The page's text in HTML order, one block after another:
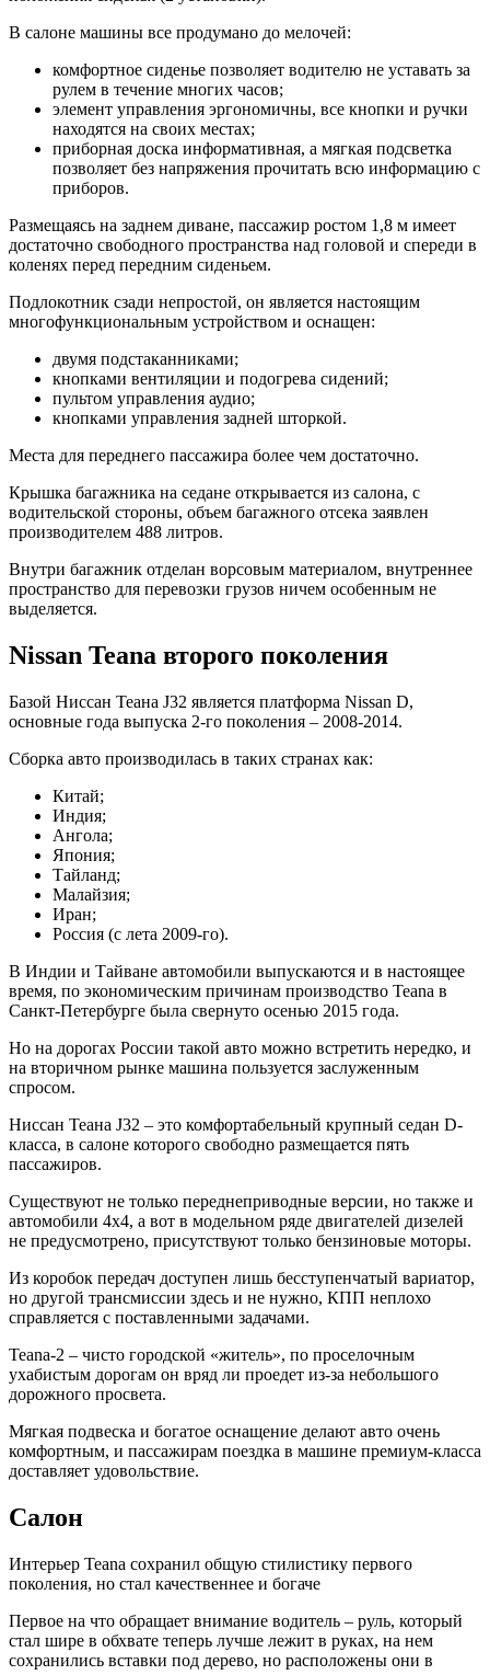
В салоне машины все продумано до мелочей:
комфортное сиденье позволяет водителю не уставать за
рулем в течение многих часов;
элемент управления эргономичны, все кнопки и ручки
находятся на своих местах;
приборная доска информативная, а мягкая подсветка
позволяет без напряжения прочитать всю информацию с
приборов.
Размещаясь на заднем диване, пассажир ростом 1,8 м имеет
достаточно свободного пространства над головой и спереди в
коленях перед передним сиденьем.
Подлокотник сзади непростой, он является настоящим
многофункциональным устройством и оснащен:
двумя подстаканниками;
кнопками вентиляции и подогрева сидений;
пультом управления аудио;
кнопками управления задней шторкой.
Места для переднего пассажира более чем достаточно.
Крышка багажника на седане открывается из салона, с
водительской стороны, объем багажного отсека заявлен
производителем 488 литров.
Внутри багажник отделан ворсовым материалом, внутреннее
пространство для перевозки грузов ничем особенным не
выделяется.
Nissan Teana второго поколения
Базой Ниссан Теана J32 является платформа Nissan D,
основные года выпуска 2-го поколения – 2008-2014.
Сборка авто производилась в таких странах как:
Китай;
Индия;
Ангола;
Япония;
Тайланд;
Малайзия;
Иран;
Россия (с лета 2009-го).
В Индии и Тайване автомобили выпускаются и в настоящее
время, по экономическим причинам производство Teana в
Санкт-Петербурге была свернуто осенью 2015 года.
Но на дорогах России такой авто можно встретить нередко, и
на вторичном рынке машина пользуется заслуженным
спросом.
Ниссан Теана J32 – это комфортабельный крупный седан D-
класса, в салоне которого свободно размещается пять
пассажиров.
Существуют не только переднеприводные версии, но также и
автомобили 4х4, а вот в модельном ряде двигателей дизелей
не предусмотрено, присутствуют только бензиновые моторы.
Из коробок передач доступен лишь бесступенчатый вариатор,
но другой трансмиссии здесь и не нужно, КПП неплохо
справляется с поставленными задачами.
Teana-2 – чисто городской «житель», по проселочным
ухабистым дорогам он вряд ли проедет из-за небольшого
дорожного просвета.
Мягкая подвеска и богатое оснащение делают авто очень
комфортным, и пассажирам поездка в машине премиум-класса
доставляет удовольствие.
Салон
Интерьер Teana сохранил общую стилистику первого
поколения, но стал качественнее и богаче
Первое на что обращает внимание водитель – руль, который
стал шире в обхвате теперь лучше лежит в руках, на нем
сохранились вставки под дерево, но расположены они в